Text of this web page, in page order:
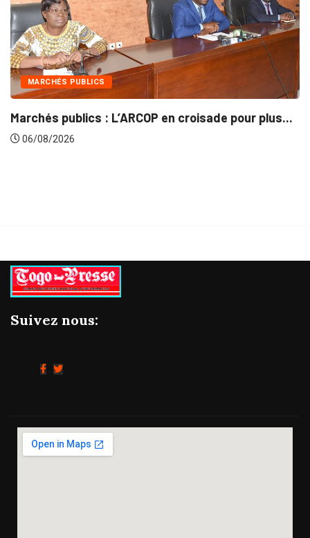
MARCHÉS PUBLICS
Marchés publics : L’ARCOP en croisade pour plus...
06/08/2026
Suivez nous: